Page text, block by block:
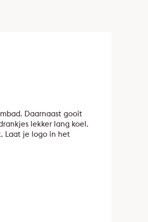
Daarnaast gooit
lekker lang koel.
Laat je logo in het